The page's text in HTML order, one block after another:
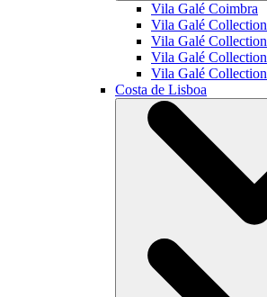
Vila Galé Coimbra
Vila Galé Collection
Vila Galé Collection
Vila Galé Collection
Vila Galé Collection
Costa de Lisboa